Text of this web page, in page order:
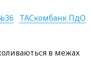
ТАСкомбанк ПдО
в межах